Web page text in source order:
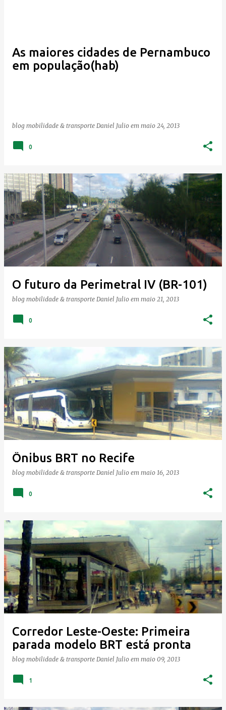
As maiores cidades de Pernambuco
em população(hab)
blog mobilidade & transporte Daniel Julio em maio 24, 2013
0
O futuro da Perimetral IV (BR-101)
blog mobilidade & transporte Daniel Julio em maio 21, 2013
0
Ônibus BRT no Recife
blog mobilidade & transporte Daniel Julio em maio 16, 2013
0
Corredor Leste-Oeste: Primeira
parada modelo BRT está pronta
blog mobilidade & transporte Daniel Julio em maio 09, 2013
1